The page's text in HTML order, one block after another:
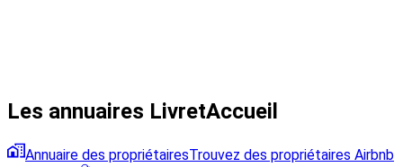
Les annuaires LivretAccueil
Annuaire des propriétairesTrouvez des propriétaires Airbnb